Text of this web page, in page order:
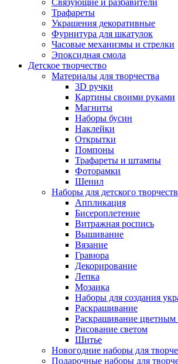
Связующие и разбавители
Трафареты
Украшения декоративные
Фурнитура для шкатулок
Часовые механизмы и стрелки
Эпоксидная смола
Детское творчество
Материалы для творчества
3D ручки
Картины своими руками
Магниты
Наборы бусин
Наклейки
Открытки
Помпоны
Трафареты и штампы
Фоторамки
Шенил
Наборы для детского
Аппликация
Бисероплетение
Витражная роспись
Вышивание
Вязание
Гравюра
Декорирование
Лепка
Мозаика
Наборы для создания
Раскрашивание
Раскрашивание цветным
Рисование светом
Шитье
Новогодние наборы для
Подарочные наборы для